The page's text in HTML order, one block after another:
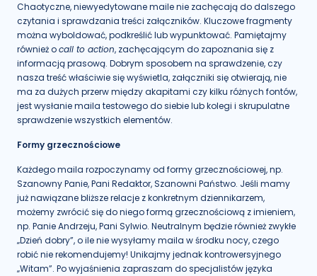
Chaotyczne, niewyedytowane maile nie zachęcają do dalszego
czytania i sprawdzania treści załączników. Kluczowe fragmenty
można wyboldować, podkreślić lub wypunktować. Pamiętajmy
również ocall to action, zachęcającym do zapoznania się z
informacją prasową. Dobrym sposobem na sprawdzenie, czy
nasza treść właściwie się wyświetla, załączniki się otwierają, nie
ma za dużych przerw między akapitami czy kilku różnych fontów,
jest wysłanie maila testowego do siebie lub kolegi i skrupulatne
sprawdzenie wszystkich elementów.
Formy grzecznościowe
Każdego maila rozpoczynamy od formy grzecznościowej, np.
Szanowny Panie, Pani Redaktor, Szanowni Państwo. Jeśli mamy
już nawiązane bliższe relacje z konkretnym dziennikarzem,
możemy zwrócić się do niego formą grzecznościową z imieniem,
np. Panie Andrzeju, Pani Sylwio. Neutralnym będzie również zwykłe
„Dzień dobry”, o ile nie wysyłamy maila w środku nocy, czego
robić nie rekomendujemy! Unikajmy jednak kontrowersyjnego
„Witam”. Po wyjaśnienia zapraszam do specjalistów języka